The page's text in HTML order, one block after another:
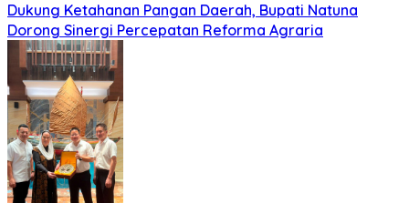
Dukung Ketahanan Pangan Daerah, Bupati Natuna
Dorong Sinergi Percepatan Reforma Agraria